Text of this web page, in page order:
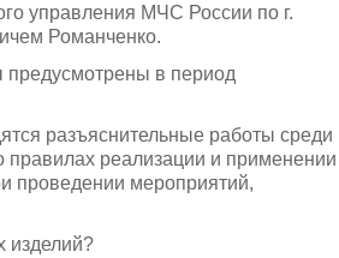
управления МЧС России по г.
Романченко.
предусмотрены в период
разъяснительные работы среди
правилах реализации и применении
проведении мероприятий,
изделий?